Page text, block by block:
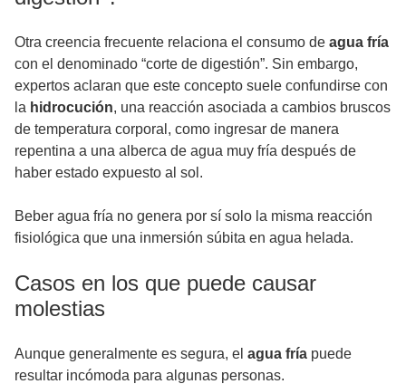
Otra creencia frecuente relaciona el consumo de agua fría
con el denominado “corte de digestión”. Sin embargo,
expertos aclaran que este concepto suele confundirse con
la hidrocución, una reacción asociada a cambios bruscos
de temperatura corporal, como ingresar de manera
repentina a una alberca de agua muy fría después de
haber estado expuesto al sol.
Beber agua fría no genera por sí solo la misma reacción
fisiológica que una inmersión súbita en agua helada.
Casos en los que puede causar
molestias
Aunque generalmente es segura, el agua fría puede
resultar incómoda para algunas personas.